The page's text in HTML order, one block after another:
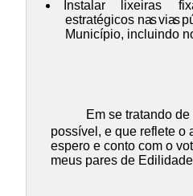
Instalar
lixeiras
estratégicos nasvias
Município, incluindo
Em se tratando
possível, e que reflete o
espero e conto com o
meus pares de